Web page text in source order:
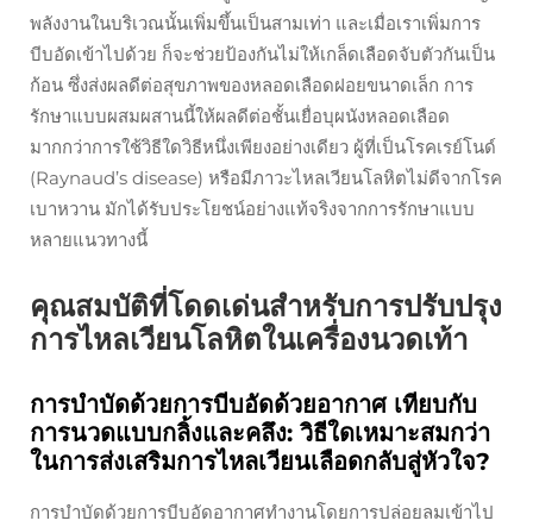
พลังงานในบริเวณนั้นเพิ่มขึ้นเป็นสามเท่า และเมื่อเราเพิ่มการ
บีบอัดเข้าไปด้วย ก็จะช่วยป้องกันไม่ให้เกล็ดเลือดจับตัวกันเป็น
ก้อน ซึ่งส่งผลดีต่อสุขภาพของหลอดเลือดฝอยขนาดเล็ก การ
รักษาแบบผสมผสานนี้ให้ผลดีต่อชั้นเยื่อบุผนังหลอดเลือด
มากกว่าการใช้วิธีใดวิธีหนึ่งเพียงอย่างเดียว ผู้ที่เป็นโรคเรย์โนด์
(Raynaud’s disease) หรือมีภาวะไหลเวียนโลหิตไม่ดีจากโรค
เบาหวาน มักได้รับประโยชน์อย่างแท้จริงจากการรักษาแบบ
หลายแนวทางนี้
คุณสมบัติที่โดดเด่นสำหรับการปรับปรุง
การไหลเวียนโลหิตในเครื่องนวดเท้า
การบำบัดด้วยการบีบอัดด้วยอากาศ เทียบกับ
การนวดแบบกลิ้งและคลึง: วิธีใดเหมาะสมกว่า
ในการส่งเสริมการไหลเวียนเลือดกลับสู่หัวใจ?
การบำบัดด้วยการบีบอัดอากาศทำงานโดยการปล่อยลมเข้าไป